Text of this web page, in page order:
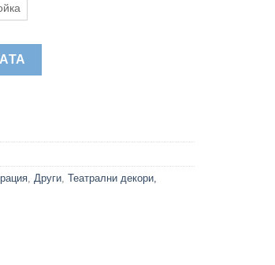
за Витрина и Двор
Други Театрални декори,